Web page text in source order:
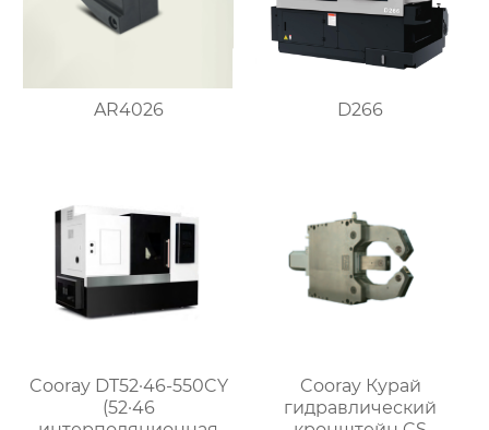
AR4026 D266
Cooray DT52·46-550CY
(52·46
Cooray Курай
гидравлический